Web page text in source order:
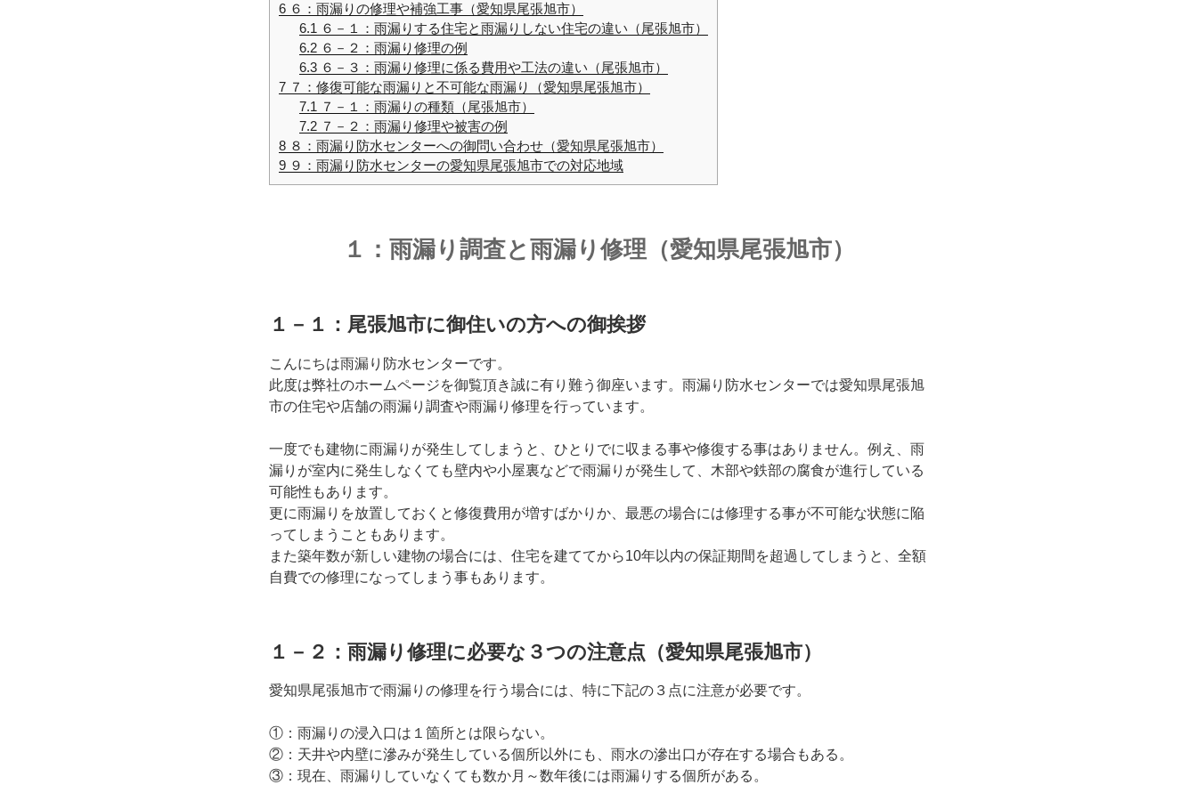
6 ６：雨漏りの修理や補強工事（愛知県尾張旭市）
6.1 ６－１：雨漏りする住宅と雨漏りしない住宅の違い（尾張旭市）
6.2６－２：雨漏り修理の例
6.3６－３：雨漏り修理に係る費用や工法の違い（尾張旭市）
7 ７：修復可能な雨漏りと不可能な雨漏り（愛知県尾張旭市）
7.1 ７－１：雨漏りの種類（尾張旭市）
7.2７－２：雨漏り修理や被害の例
8 ８：雨漏り防水センターへの御問い合わせ（愛知県尾張旭市）
9 ９：雨漏り防水センターの愛知県尾張旭市での対応地域
１：雨漏り調査と雨漏り修理（愛知県尾張旭市）
１－１：尾張旭市に御住いの方への御挨拶
こんにちは雨漏り防水センターです。
此度は弊社のホームページを御覧頂き誠に有り難う御座います。雨漏り防水センターでは愛知県尾張旭
市の住宅や店舗の雨漏り調査や雨漏り修理を行っています。
一度でも建物に雨漏りが発生してしまうと、ひとりでに収まる事や修復する事はありません。例え、雨
漏りが室内に発生しなくても壁内や小屋裏などで雨漏りが発生して、木部や鉄部の腐食が進行している
可能性もあります。
更に雨漏りを放置しておくと修復費用が増すばかりか、最悪の場合には修理する事が不可能な状態に陥
ってしまうこともあります。
また築年数が新しい建物の場合には、住宅を建ててから10年以内の保証期間を超過してしまうと、全額
自費での修理になってしまう事もあります。
１－２：雨漏り修理に必要な３つの注意点（愛知県尾張旭市）
愛知県尾張旭市で雨漏りの修理を行う場合には、特に下記の３点に注意が必要です。
①：雨漏りの浸入口は１箇所とは限らない。
②：天井や内壁に滲みが発生している個所以外にも、雨水の滲出口が存在する場合もある。
③：現在、雨漏りしていなくても数か月～数年後には雨漏りする個所がある。